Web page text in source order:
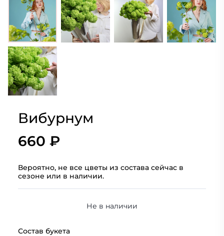
Вибурнум
660 ₽
Вероятно, не все цветы из состава сейчас в
сезоне или в наличии.
Не в наличии
Состав букета